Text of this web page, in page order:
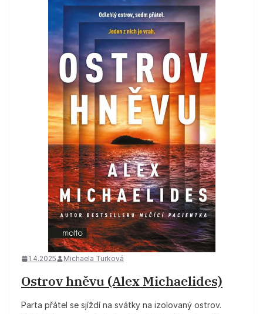
1.4.2025 Michaela Turková
Ostrov hněvu (Alex Michaelides)
Parta přátel se sjíždí na svátky na izolovaný ostrov.